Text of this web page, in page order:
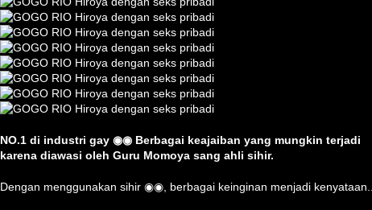
NO.1 di industri gay ◉◉ Berbagai keajaiban yang mungkin terjadi
karena diawasi oleh Guru Momoya sang ahli sihir.
Dengan menggunakan sihir ◉◉, berbagai keinginan menjadi kenyataan...